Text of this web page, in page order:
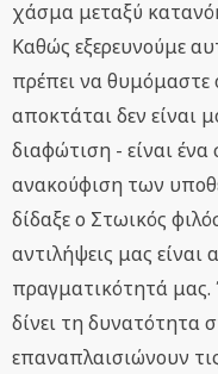
χάσμα μεταξύ
Καθώς εξερευνούμε
πρέπει να θυμόμαστε
αποκτάται δεν είναι
διαφώτιση - είναι
ανακούφιση των
δίδαξε ο Στωικός
αντιλήψεις μας
πραγματικότητά μας.
δίνει τη δυνατότητα
επαναπλαισιώνουν